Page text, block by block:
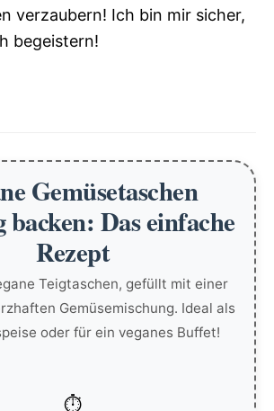
verzaubern! Ich bin mir sicher,
begeistern!
Gemüsetaschen
Das einfache
Rezept
Teigtaschen, gefüllt mit einer
Gemüsemischung. Ideal als
oder für ein veganes Buffet!